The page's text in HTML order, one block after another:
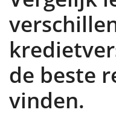
de beste
vinden.